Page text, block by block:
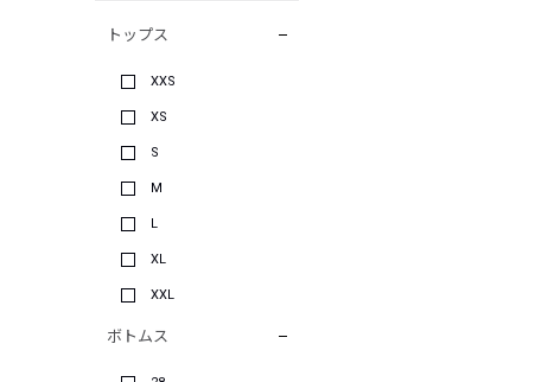
トップス
XXS
XS
S
M
L
XL
XXL
ボトムス